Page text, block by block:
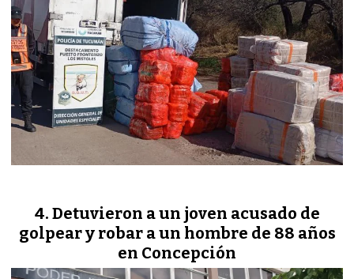
Detuvieron a un joven acusado de
golpear y robar a un hombre de 88 años
en Concepción